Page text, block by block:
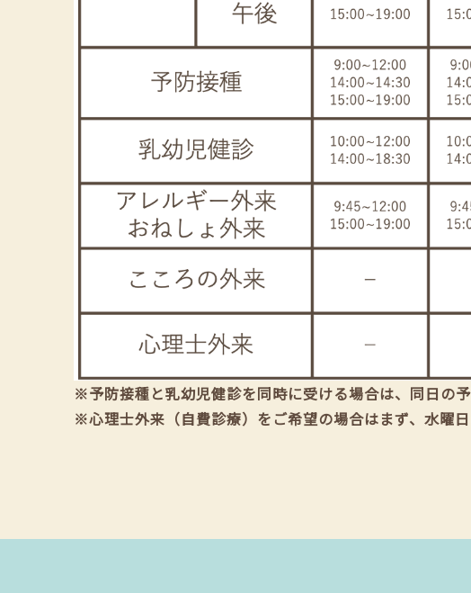
※予防接種と乳幼児健診を同時に受ける場合は、同日の
※心理士外来（自費診療）をご希望の場合はまず、水曜